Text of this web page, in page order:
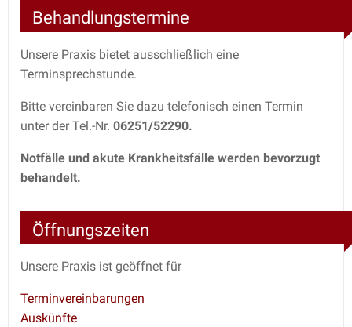
Behandlungstermine
Unsere Praxis bietet ausschließlich eine
Terminsprechstunde.
Bitte vereinbaren Sie dazu telefonisch einen Termin
unter der Tel.-Nr. 06251/52290.
Notfälle und akute Krankheitsfälle werden bevorzugt
behandelt.
Öffnungszeiten
Unsere Praxis ist geöffnet für
Terminvereinbarungen
Auskünfte